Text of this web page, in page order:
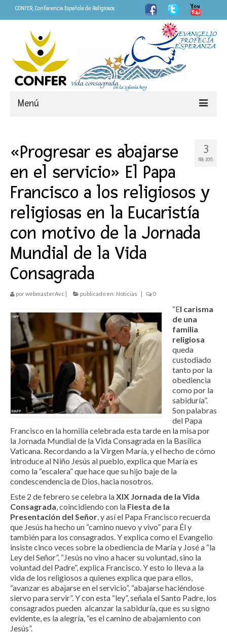
CONFER, Conferencia Española de Religiosos
Menú
CONFER
LOGO Año de la Vida Consagrada
«Fieles»
Personas que dejan huella
Vivimos
Eventos en RyD
Ecos de las Jornadas
Exposiciones de la Vida Consagrada
Semana Nacional de VR_ITVR
Lenguajes
Materiales del Año de la Vida Consagrada
Celebramos
Vigilia de Oración
3
FEB 2015
«Progresar es abajarse
en el servicio» El Papa
Francisco a los religiosos y
religiosas en la Eucaristía
con motivo de la Jornada
Mundial de la Vida
Consagrada
porwebmasterAvc publicado en: Noticias 0
“El carisma
de una
familia
religiosa
queda
custodiado
tanto por la
obediencia
como por la
sabiduría”.
Son palabras
del Papa
Francisco en la homilía celebrada esta tarde en la misa por
la Jornada Mundial de la Vida Consagrada en la Basílica
Vaticana. Recordando a la Virgen María, y el hecho de cómo
introduce al Niño Jesús al pueblo, explica que María es
como la “escalera” que hace que su hijo baje de la
condescendencia de Dios, hacia nosotros.
Este 2 de febrero se celebra laXIX Jornada de la Vida
Consagrada, coincidiendo con la Fiesta de la
Presentación del Señor, y así el Papa Francisco recuerda
que Jesús ha hecho un “camino nuevo y vivo” para Él y
también para los consagrados. Y explica como el Evangelio
insiste cinco veces sobre la obediencia de María y José a “la
Ley del Señor”, “Jesús no vino a hacer su voluntad, sino la
voluntad del Padre”, explica Francisco. Y esto lo lleva a la
vida de los religiosos a quienes explica que para ellos,
“avanzar es abajarse en el servicio”, “abajarse haciéndose
siervo para servir”. Y con esta “ley”, señala el Santo Padre, los
consagrados pueden alcanzar la sabiduría, que es su signo
evidente, es la alegría, “es el camino de abajamiento con
Jesús”.